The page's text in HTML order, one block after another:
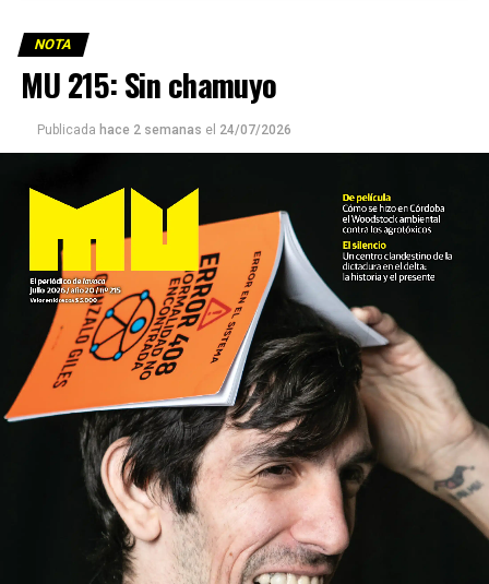
NOTA
MU 215: Sin chamuyo
Publicada hace 2 semanas el 24/07/2026